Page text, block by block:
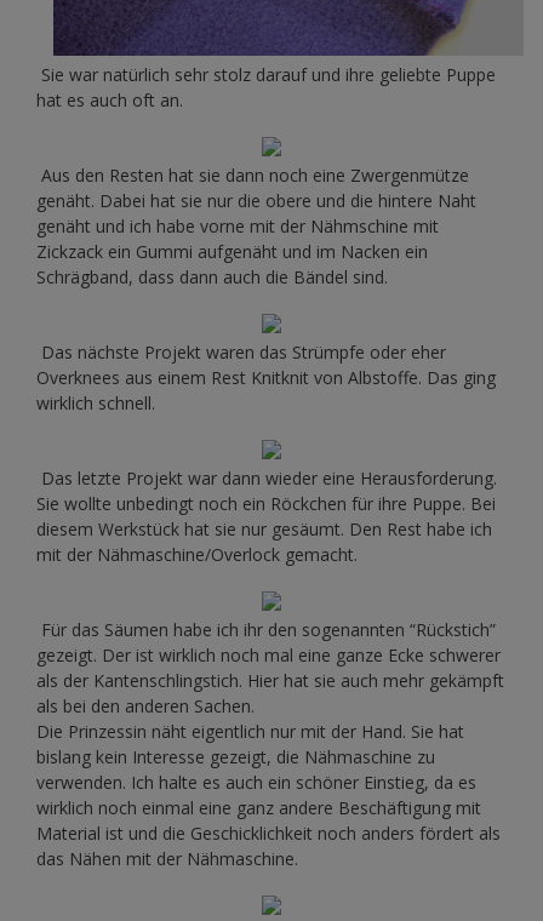
Sie war natürlich sehr stolz darauf und ihre geliebte Puppe
hat es auch oft an.
Aus den Resten hat sie dann noch eine Zwergenmütze
genäht. Dabei hat sie nur die obere und die hintere Naht
genäht und ich habe vorne mit der Nähmschine mit
Zickzack ein Gummi aufgenäht und im Nacken ein
Schrägband, dass dann auch die Bändel sind.
Das nächste Projekt waren das Strümpfe oder eher
Overknees aus einem Rest Knitknit von Albstoffe. Das ging
wirklich schnell.
Das letzte Projekt war dann wieder eine Herausforderung.
Sie wollte unbedingt noch ein Röckchen für ihre Puppe. Bei
diesem Werkstück hat sie nur gesäumt. Den Rest habe ich
mit der Nähmaschine/Overlock gemacht.
Für das Säumen habe ich ihr den sogenannten “Rückstich”
gezeigt. Der ist wirklich noch mal eine ganze Ecke schwerer
als der Kantenschlingstich. Hier hat sie auch mehr gekämpft
als bei den anderen Sachen.
Die Prinzessin näht eigentlich nur mit der Hand. Sie hat
bislang kein Interesse gezeigt, die Nähmaschine zu
verwenden. Ich halte es auch ein schöner Einstieg, da es
wirklich noch einmal eine ganz andere Beschäftigung mit
Material ist und die Geschicklichkeit noch anders fördert als
das Nähen mit der Nähmaschine.